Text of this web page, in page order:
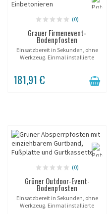
(0)
Grauer Firmenevent-
Bodenpfosten
Einsatzbereit in Sekunden, ohne
Werkzeug. Einmal installierte
Sanfter Gurtrücklauf, ohne Ruck....
181,91 €
(0)
Grüner Outdoor-Event-
Bodenpfosten
Einsatzbereit in Sekunden, ohne
Werkzeug. Einmal installierte